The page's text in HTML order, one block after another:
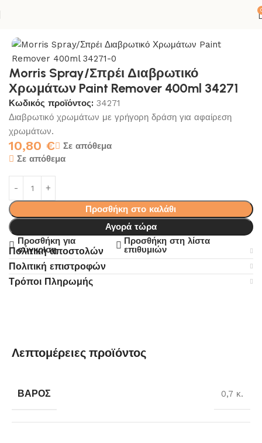
Morris Spray/Σπρέι Διαβρωτικό
Χρωμάτων Paint Remover 400ml 34271
Κωδικός προϊόντος: 34271
Διαβρωτικό χρωμάτων με γρήγορη δράση για αφαίρεση
χρωμάτων.
10,80 €
Σε απόθεμα
Σε απόθεμα
Προσθήκη στο καλάθι
Αγορά τώρα
Προσθήκη για
σύγκριση
Προσθήκη στη λίστα
επιθυμιών
Πολιτική αποστολών
Πολιτική επιστροφών
Τρόποι Πληρωμής
Λεπτομέρειες προϊόντος
ΒΆΡΟΣ 0,7 κ.